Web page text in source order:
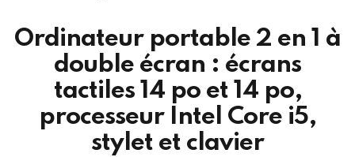
Ordinateur portable 2 en 1 à
double écran : écrans
tactiles 14 po et 14 po,
processeur Intel Core i5,
stylet et clavier